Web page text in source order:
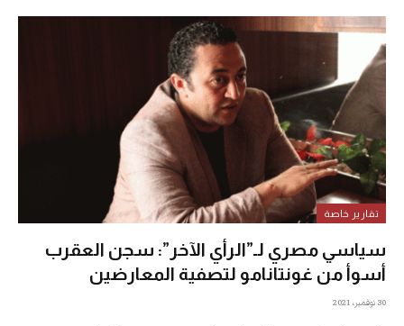
تقارير خاصة
سياسي مصري لـ”الرأي الآخر”: سجن العقرب
أسوأ من غونتانامو لتصفية المعارضين
30 نوفمبر، 2021